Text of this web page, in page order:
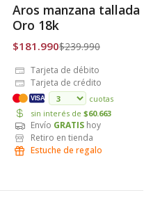
Envío Gratis
Aros manzana tallada
Oro 18k
$181.990$239.990
Tarjeta de débito
Tarjeta de crédito
VISA
cuotas
sin interés de $60.663
Envío GRATIS hoy
Retiro en tienda
Estuche de regalo